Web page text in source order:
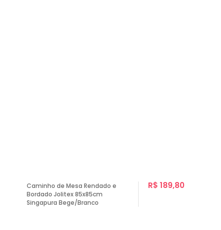
Caminho de Mesa Rendado e
Bordado Jolitex 85x85cm
Singapura Bege/Branco
R$ 189,80